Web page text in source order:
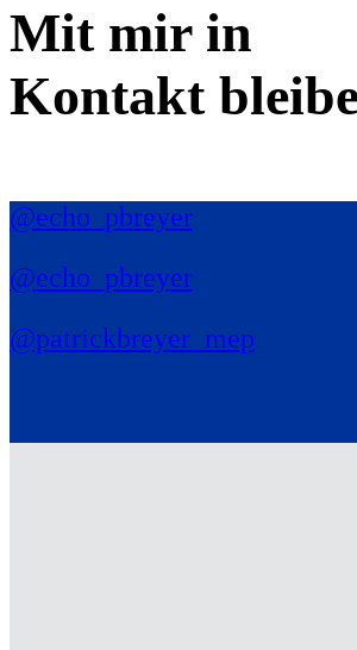
Mit mir in
Kontakt
@echo_pbreyer
@echo_pbreyer
@patrickbreyer_mep